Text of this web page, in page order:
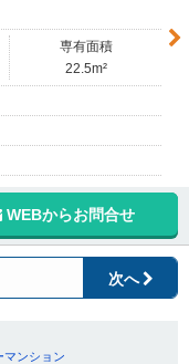
専有面積
22.5m²
WEBからお問合せ
次へ
マンション